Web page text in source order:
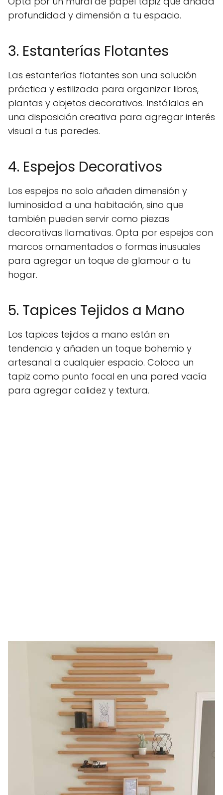
profundidad y dimensión a tu espacio.
3. Estanterías Flotantes
Las estanterías flotantes son una solución
práctica y estilizada para organizar libros,
plantas y objetos decorativos. Instálalas en
una disposición creativa para agregar interés
visual a tus paredes.
4. Espejos Decorativos
Los espejos no solo añaden dimensión y
luminosidad a una habitación, sino que
también pueden servir como piezas
decorativas llamativas. Opta por espejos con
marcos ornamentados o formas inusuales
para agregar un toque de glamour a tu
hogar.
5. Tapices Tejidos a Mano
Los tapices tejidos a mano están en
tendencia y añaden un toque bohemio y
artesanal a cualquier espacio. Coloca un
tapiz como punto focal en una pared vacía
para agregar calidez y textura.